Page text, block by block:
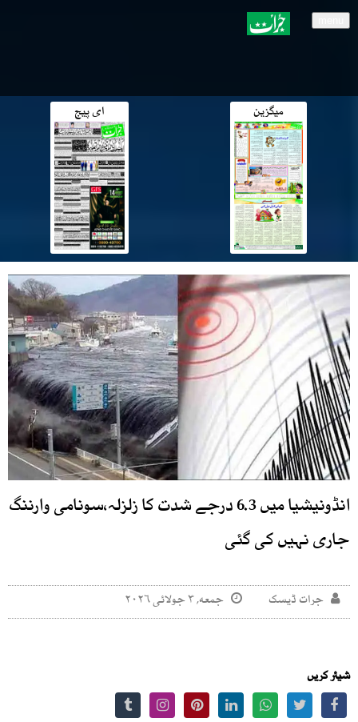
میگزین ای پیج
انڈونیشیا میں 6.3 درجے شدت کا زلزلہ،سونامی وارننگ
جاری نہیں کی گئی
جرات ڈیسک جمعه, ۳ جولائی ۲۰۲۶
شیئر کریں